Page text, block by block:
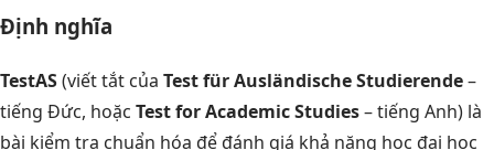
Định nghĩa
TestAS(viết tắt của Test für Ausländische Studierende–
tiếng Đức, hoặc Test for Academic Studies– tiếng Anh) là
bài kiểm tra chuẩn hóa để đánh giá khả năng học đại học